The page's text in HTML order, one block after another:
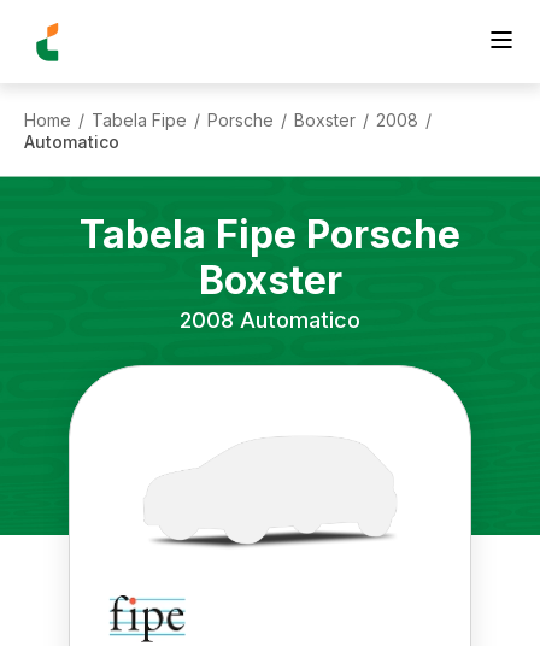
Home / Tabela Fipe / Porsche / Boxster / 2008 /
Automatico
Tabela Fipe Porsche
Boxster
2008 Automatico